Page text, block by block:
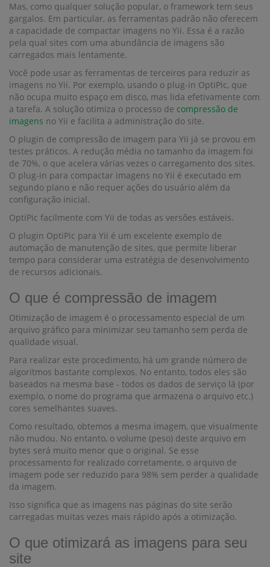
Mas, como qualquer solução popular, o framework tem seus
gargalos. Em particular, as ferramentas padrão não oferecem
a capacidade de compactar imagens no Yii. Essa é a razão
pela qual sites com uma abundância de imagens são
carregados mais lentamente.
Você pode usar as ferramentas de terceiros para reduzir as
imagens no Yii. Por exemplo, usando o plug-in OptiPic, que
não ocupa muito espaço em disco, mas lida efetivamente com
a tarefa. A solução otimiza o processo de compressão de
imagens no Yii e facilita a administração do site.
O plugin de compressão de imagem para Yii já se provou em
testes práticos. A redução média no tamanho da imagem foi
de 70%, o que acelera várias vezes o carregamento dos sites.
O plug-in para compactar imagens no Yii é executado em
segundo plano e não requer ações do usuário além da
configuração inicial.
OptiPic facilmente com Yii de todas as versões estáveis.
O plugin OptiPic para Yii é um excelente exemplo de
automação de manutenção de sites, que permite liberar
tempo para considerar uma estratégia de desenvolvimento
de recursos adicionais.
O que é compressão de imagem
Otimização de imagem é o processamento especial de um
arquivo gráfico para minimizar seu tamanho sem perda de
qualidade visual.
Para realizar este procedimento, há um grande número de
algoritmos bastante complexos. No entanto, todos eles são
baseados na mesma base - todos os dados de serviço lá (por
exemplo, o nome do programa que armazena o arquivo etc.)
cores semelhantes suaves.
Como resultado, obtemos a mesma imagem, que visualmente
não mudou. No entanto, o volume (peso) deste arquivo em
bytes será muito menor que o original. Se esse
processamento for realizado corretamente, o arquivo de
imagem pode ser reduzido para 98% sem perder a qualidade
da imagem.
Isso significa que as imagens nas páginas do site serão
carregadas muitas vezes mais rápido após a otimização.
O que otimizará as imagens para seu
site